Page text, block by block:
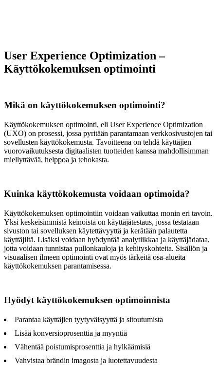
User Experience Optimization –
Käyttökokemuksen optimointi
Mikä on käyttökokemuksen optimointi?
Käyttökokemuksen optimointi, eli User Experience Optimization
(UXO) on prosessi, jossa pyritään parantamaan verkkosivustojen tai
sovellusten käyttökokemusta. Tavoitteena on tehdä käyttäjien
vuorovaikutuksesta digitaalisten tuotteiden kanssa mahdollisimman
miellyttävää, helppoa ja tehokasta.
Kuinka käyttökokemusta voidaan optimoida?
Käyttökokemuksen optimointiin voidaan vaikuttaa monin eri tavoin.
Yksi keskeisimmistä keinoista on käyttäjätestaus, jossa testataan
sivuston tai sovelluksen käytettävyyttä ja kerätään palautetta
käyttäjiltä. Lisäksi voidaan hyödyntää analytiikkaa ja käyttäjädataa,
jotta voidaan tunnistaa pullonkauloja ja kehityskohteita. Sisällön ja
visuaalisen ilmeen optimointi ovat myös tärkeitä osa-alueita
käyttökokemuksen parantamisessa.
Hyödyt käyttökokemuksen optimoinnista
Parantaa käyttäjien tyytyväisyyttä ja sitoutumista
Lisää konversioprosenttia ja myyntiä
Vähentää poistumisprosenttia ja hylkäämisiä
Vahvistaa brändin imagosta ja luotettavuudesta